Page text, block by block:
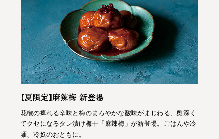
【夏限定】麻辣梅 新登場
花椒の痺れる辛味と梅のまろやかな酸味がまじわる、奥深く
てクセになるタレ漬け梅干「麻辣梅」が新登場。ごはんや冷
麺、冷奴のおともに。